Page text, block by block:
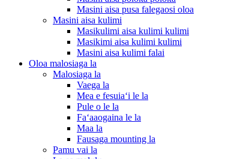
Masini aisa pusa falegaosi oloa
Masini aisa kulimi
Masikulimi aisa kulimi kulimi
Masikimi aisa kulimi kulimi
Masini aisa kulimi falai
Oloa malosiaga la
Malosiaga la
Vaega la
Mea e fesuiaʻi le la
Pule o le la
Faʻaaogaina le la
Maa la
Fausaga mounting la
Pamu vai la